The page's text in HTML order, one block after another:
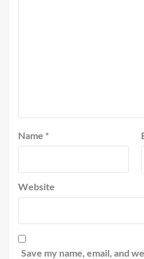
Name *
Website
Save my name, email, and